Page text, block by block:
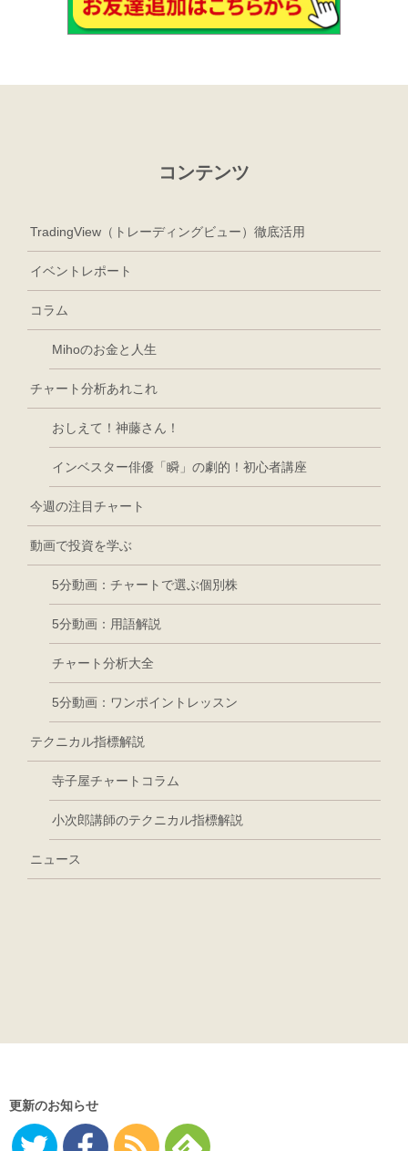
コンテンツ
TradingView（トレーディングビュー）徹底活用
イベントレポート
コラム
Mihoのお金と人生
チャート分析あれこれ
おしえて！神藤さん！
インベスター俳優「瞬」の劇的！初心者講座
今週の注目チャート
動画で投資を学ぶ
5分動画：チャートで選ぶ個別株
5分動画：用語解説
チャート分析大全
5分動画：ワンポイントレッスン
テクニカル指標解説
寺子屋チャートコラム
小次郎講師のテクニカル指標解説
ニュース
更新のお知らせ